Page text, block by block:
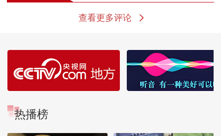
查看更多评论
热播榜